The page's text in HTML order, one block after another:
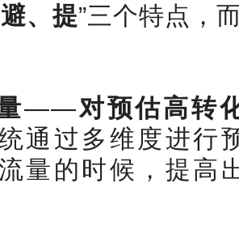
、提”三个特点，
——对预估高转
通过多维度进行
量的时候，提高